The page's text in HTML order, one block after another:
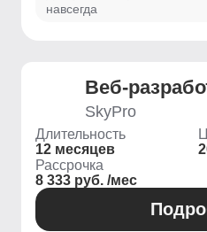
навсегда
Веб-
SkyPro
Длительность
12 месяцев
Рассрочка
8 333 руб. /мес